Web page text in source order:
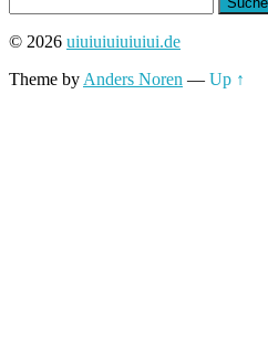
nach:
© 2026 uiuiuiuiuiuiui.de
Theme by Anders Noren — Up ↑